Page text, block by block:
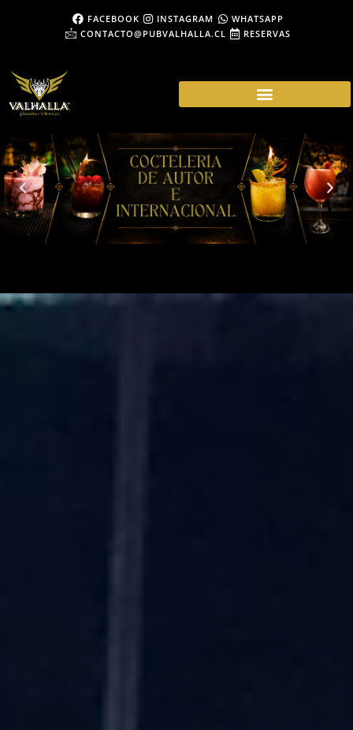
FACEBOOK INSTAGRAM
WHATSAPP
CONTACTO@PUBVALHALLA.CL
RESERVAS